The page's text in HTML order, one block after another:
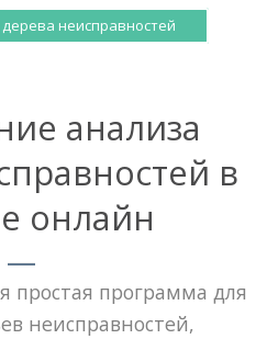
неисправностей
анализа
в
онлайн
простая программа для
неисправностей,